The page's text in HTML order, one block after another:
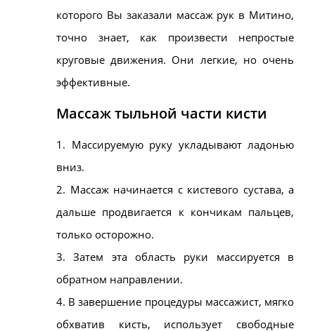
которого Вы заказали массаж рук в Митино,
точно знает, как произвести непростые
круговые движения. Они легкие, но очень
эффективные.
Массаж тыльной части кисти
1. Массируемуюруку укладывают ладонью
вниз.
2. Массаж начинается с кистевого сустава, а
дальше продвигается к кончикам пальцев,
только осторожно.
3. Затем эта область руки массируется в
обратном направлении.
4. В завершение процедуры массажист, мягко
обхватив кисть, использует свободные